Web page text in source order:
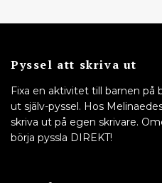
Pyssel att skriva ut
Fixa en aktivitet till barnen på
ut själv-pyssel. Hos
skriva ut på egen skrivare.
börja pyssla DIREKT!